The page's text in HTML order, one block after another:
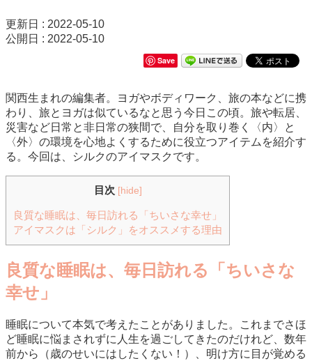
更新日 : 2022-05-10
公開日 : 2022-05-10
Save
関西生まれの編集者。ヨガやボディワーク、旅の本などに携
わり、旅とヨガは似ているなと思う今日この頃。旅や転居、
災害など日常と非日常の狭間で、自分を取り巻く〈内〉と
〈外〉の環境を心地よくするために役立つアイテムを紹介す
る。今回は、シルクのアイマスクです。
目次 [hide]
良質な睡眠は、毎日訪れる「ちいさな幸せ」
アイマスクは「シルク」をオススメする理由
良質な睡眠は、毎日訪れる「ちいさな
幸せ」
睡眠について本気で考えたことがありました。これまでさほ
ど睡眠に悩まされずに人生を過ごしてきたのだけれど、数年
前から（歳のせいにはしたくない！）、明け方に目が覚める